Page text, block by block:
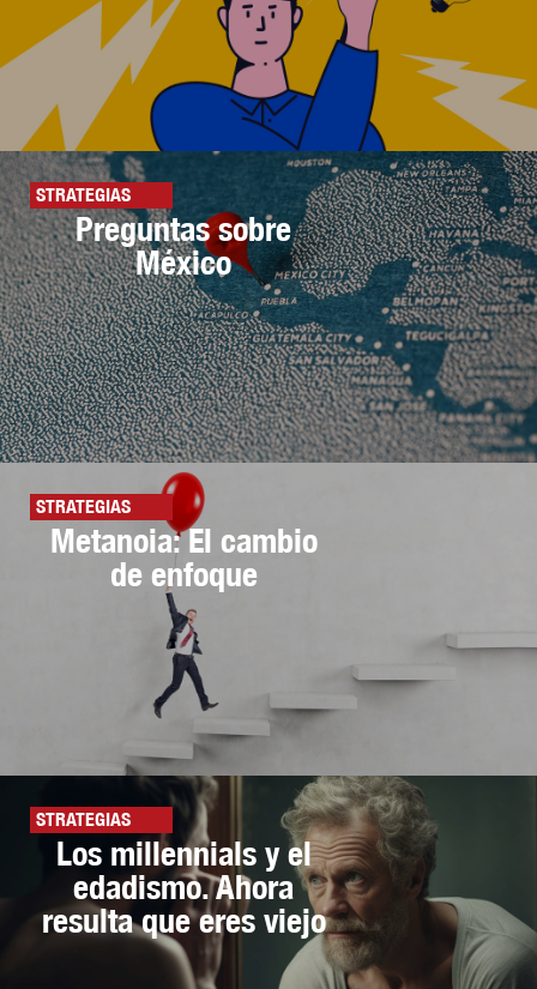
STRATEGIAS
Preguntas sobre
México
STRATEGIAS
Metanoia: El cambio
de enfoque
STRATEGIAS
Los millennials y el
edadismo. Ahora
resulta que eres viejo